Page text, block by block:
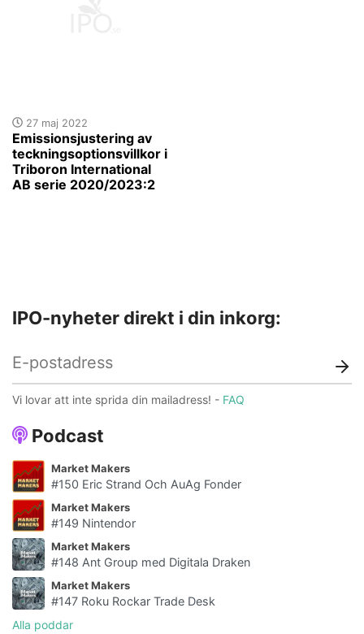
27 maj 2022
Emissionsjustering av
teckningsoptionsvillkor i
Triboron International
AB serie 2020/2023:2
Podcast
Market Makers
#150 Eric Strand Och AuAg Fonder
Market Makers
#149 Nintendor
Market Makers
#148 Ant Group med Digitala Draken
Market Makers
#147 Roku Rockar Trade Desk
Alla poddar
IPO-nyheter direkt i din inkorg:
Vi lovar att inte sprida din mailadress! - FAQ